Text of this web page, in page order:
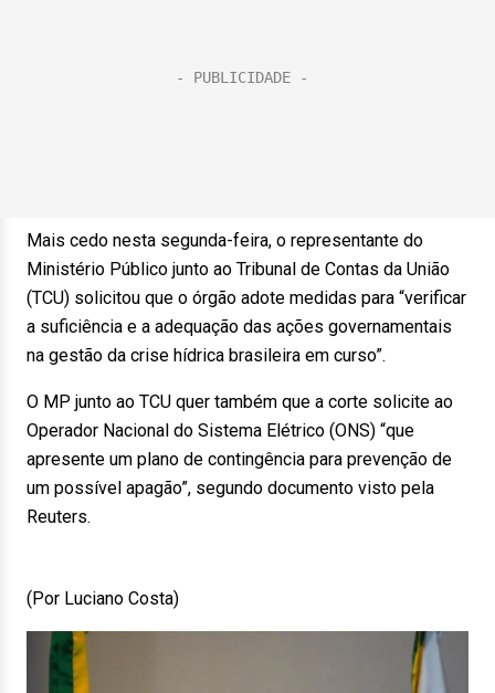
Mais cedo nesta segunda-feira, o representante do
Ministério Público junto ao Tribunal de Contas da União
(TCU) solicitou que o órgão adote medidas para “verificar
a suficiência e a adequação das ações governamentais
na gestão da crise hídrica brasileira em curso”.
O MP junto ao TCU quer também que a corte solicite ao
Operador Nacional do Sistema Elétrico (ONS) “que
apresente um plano de contingência para prevenção de
um possível apagão”, segundo documento visto pela
Reuters.
(Por Luciano Costa)